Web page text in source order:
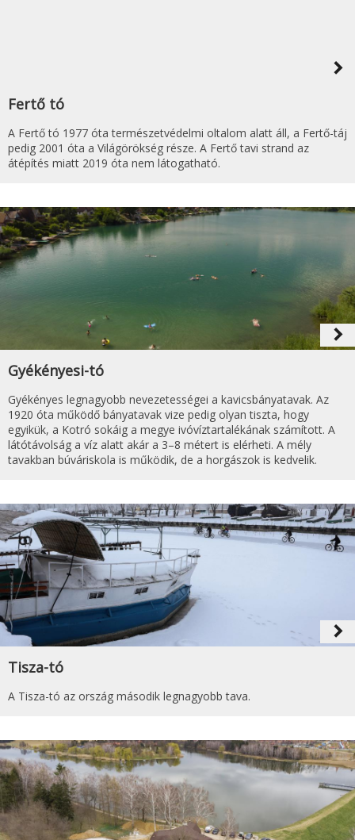
navigate_next
Fertő tó
A Fertő tó 1977 óta természetvédelmi oltalom alatt áll, a Fertő-táj
pedig 2001 óta a Világörökség része. A Fertő tavi strand az
átépítés miatt 2019 óta nem látogatható.
navigate_next
Gyékényesi-tó
Gyékényes legnagyobb nevezetességei a kavicsbányatavak. Az
1920 óta működő bányatavak vize pedig olyan tiszta, hogy
egyikük, a Kotró sokáig a megye ivóvíztartalékának számított. A
látótávolság a víz alatt akár a 3–8 métert is elérheti. A mély
tavakban búváriskola is működik, de a horgászok is kedvelik.
navigate_next
Tisza-tó
A Tisza-tó az ország második legnagyobb tava.